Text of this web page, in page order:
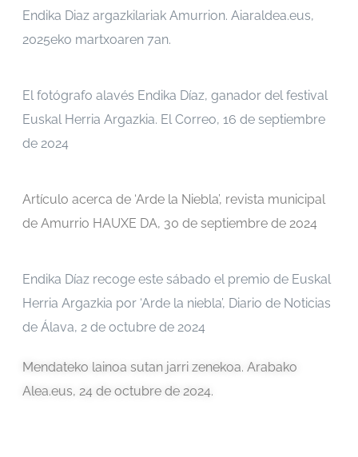
Endika Diaz argazkilariak Amurrion. Aiaraldea.eus,
2025eko martxoaren 7an.
El fotógrafo alavés Endika Díaz, ganador del festival
Euskal Herria Argazkia. El Correo, 16 de septiembre
de 2024
Artículo acerca de ‘Arde la Niebla’, revista municipal
de Amurrio HAUXE DA, 30 de septiembre de 2024
Endika Díaz recoge este sábado el premio de Euskal
Herria Argazkia por ‘Arde la niebla’, Diario de Noticias
de Álava, 2 de octubre de 2024
Mendateko lainoa sutan jarri zenekoa. Arabako
Alea.eus, 24 de octubre de 2024.